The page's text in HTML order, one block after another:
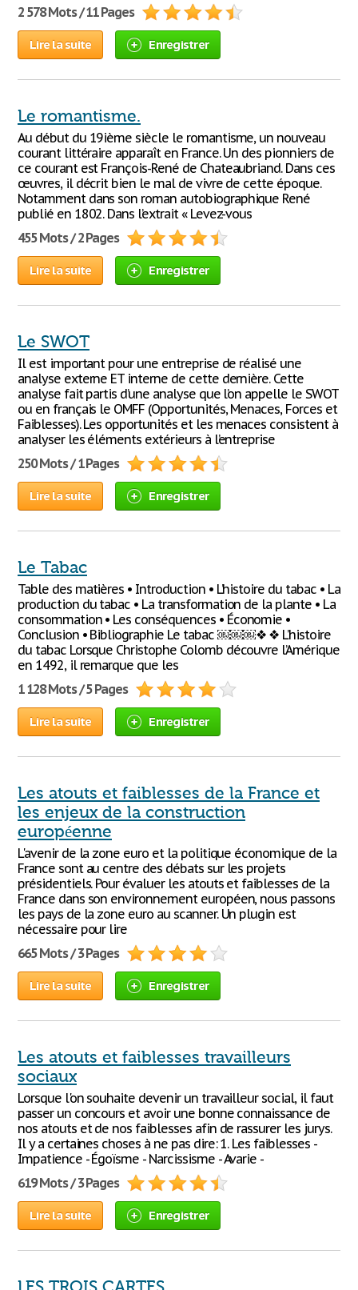
2 578 Mots / 11 Pages
Lire la suite Enregistrer
Le romantisme.
Au début du 19ième siècle le romantisme, un nouveau
courant littéraire apparaît en France. Un des pionniers de
ce courant est François-René de Chateaubriand. Dans ces
œuvres, il décrit bien le mal de vivre de cette époque.
Notamment dans son roman autobiographique René
publié en 1802. Dans l’extrait « Levez-vous
455 Mots / 2 Pages
Lire la suite Enregistrer
Le SWOT
Il est important pour une entreprise de réalisé une
analyse externe ET interne de cette dernière. Cette
analyse fait partis d’une analyse que l’on appelle le SWOT
ou en français le OMFF (Opportunités, Menaces, Forces et
Faiblesses). Les opportunités et les menaces consistent à
analyser les éléments extérieurs à l’entreprise
250 Mots / 1 Pages
Lire la suite Enregistrer
Le Tabac
Table des matières • Introduction • L’histoire du tabac • La
production du tabac • La transformation de la plante • La
consommation • Les conséquences • Économie •
Conclusion • Bibliographie Le tabac ￼￼￼❖ ❖ L’histoire
du tabac Lorsque Christophe Colomb découvre l’Amérique
en 1492, il remarque que les
1 128 Mots / 5 Pages
Lire la suite Enregistrer
Les atouts et faiblesses de la France et
les enjeux de la construction
européenne
L'avenir de la zone euro et la politique économique de la
France sont au centre des débats sur les projets
présidentiels. Pour évaluer les atouts et faiblesses de la
France dans son environnement européen, nous passons
les pays de la zone euro au scanner. Un plugin est
nécessaire pour lire
665 Mots / 3 Pages
Lire la suite Enregistrer
Les atouts et faiblesses travailleurs
sociaux
Lorsque l'on souhaite devenir un travailleur social, il faut
passer un concours et avoir une bonne connaissance de
nos atouts et de nos faiblesses afin de rassurer les jurys.
Il y a certaines choses à ne pas dire: 1. Les faiblesses -
Impatience - Égoïsme - Narcissisme - Avarie -
619 Mots / 3 Pages
Lire la suite Enregistrer